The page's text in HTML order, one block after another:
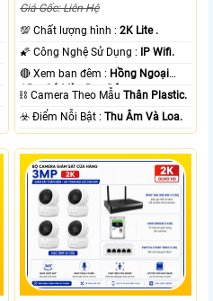
Giá Gốc: Liên Hệ
💯 Chất lượng hình :2K Lite .
🌠 Công Nghệ Sử Dụng : IP Wifi.
🔴 Xem ban đêm : Hồng Ngoại
15m Có Màu Ban Ðêm.
⛓ Camera Theo MẫuThân Plastic.
️☣️ Điểm Nỗi Bật :Thu Âm Và Loa.